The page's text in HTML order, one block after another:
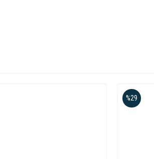
%29